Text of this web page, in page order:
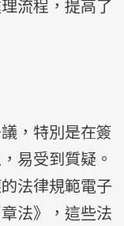
流程，提高了
，特別是在簽
易受到質疑。
法律規範電子
法》，這些法